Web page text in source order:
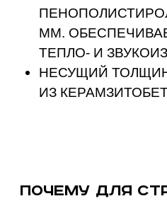
Произвели более
теплоблоков
10 млн.
1 000